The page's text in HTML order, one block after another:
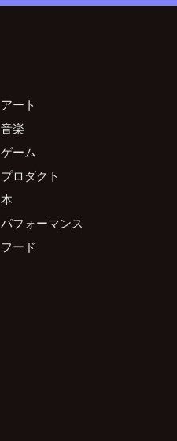
アート
音楽
ゲーム
プロダクト
本
パフォーマンス
フード